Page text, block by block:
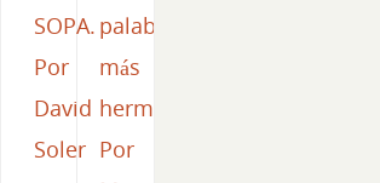
SOPA.
Por
David
Soler
palabras
más
hermosas?
Por